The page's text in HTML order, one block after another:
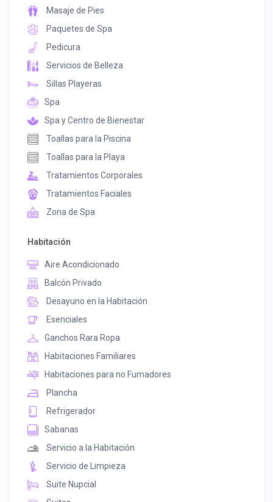
Masaje de Pies
Paquetes de Spa
Pedicura
Servicios de Belleza
Sillas Playeras
Spa
Spa y Centro de Bienestar
Toallas para la Piscina
Toallas para la Playa
Tratamientos Corporales
Tratamientos Faciales
Zona de Spa
Habitación
Aire Acondicionado
Balcón Privado
Desayuno en la Habitación
Esenciales
Ganchos Rara Ropa
Habitaciones Familiares
Habitaciones para no Fumadores
Plancha
Refrigerador
Sabanas
Servicio a la Habitación
Servicio de Limpieza
Suite Nupcial